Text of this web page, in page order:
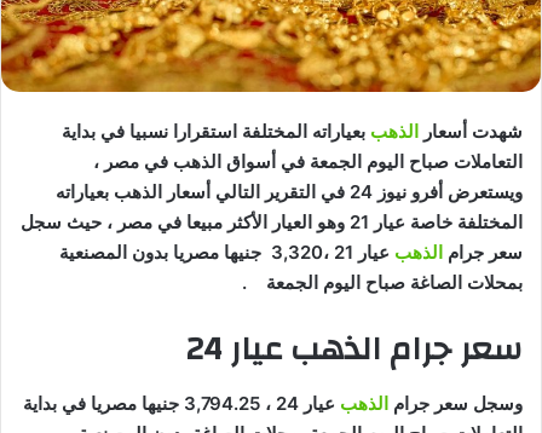
شهدت أسعار الذهب بعياراته المختلفة استقرارا نسبيا في بداية
التعاملات صباح اليوم الجمعة في أسواق الذهب في مصر ،
ويستعرض أفرو نيوز 24 في التقرير التالي أسعار الذهب بعياراته
المختلفة خاصة عيار 21 وهو العيار الأكثر مبيعا في مصر ، حيث سجل
سعر جرام الذهب
عيار 21 ،3,320 جنيها مصريا بدون المصنعية
بمحلات الصاغة صباح اليوم الجمعة .
سعر جرام الذهب عيار 24
وسجل سعر جرام الذهب
عيار 24 ، 3,794.25 جنيها مصريا في بداية